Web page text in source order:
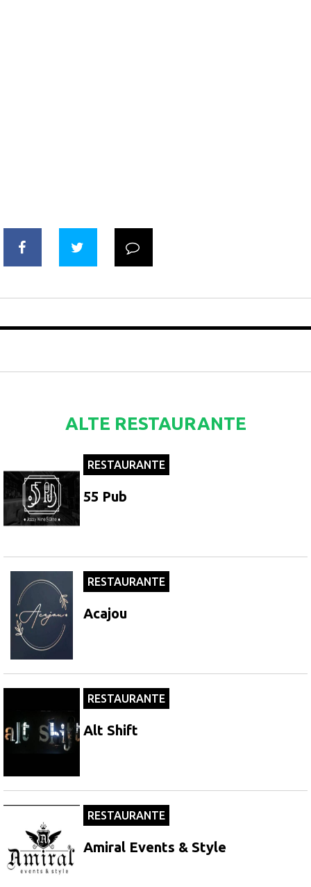
ALTE RESTAURANTE
RESTAURANTE
55 Pub
RESTAURANTE
Acajou
RESTAURANTE
Alt Shift
RESTAURANTE
Amiral Events & Style